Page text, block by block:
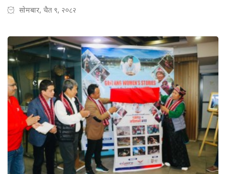
सोमबार, चैत ९, २०८२